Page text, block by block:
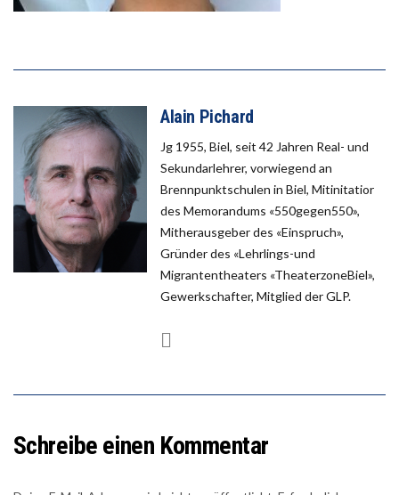
Alain Pichard
Jg 1955, Biel, seit 42 Jahren Real- und
Sekundarlehrer, vorwiegend an
Brennpunktschulen in Biel, Mitinitatior
des Memorandums «550gegen550»,
Mitherausgeber des «Einspruch»,
Gründer des «Lehrlings-und
Migrantentheaters «TheaterzoneBiel»,
Gewerkschafter, Mitglied der GLP.
Schreibe einen Kommentar